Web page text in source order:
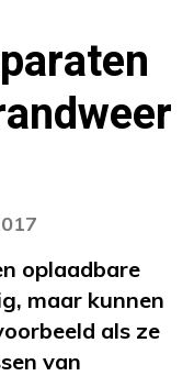
oplaadbare
maar kunnen
als ze
van